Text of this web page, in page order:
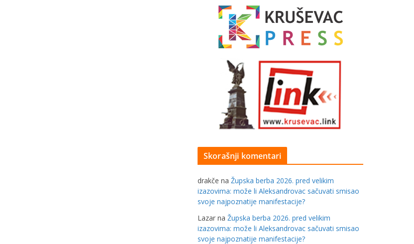
Skorašnji komentari
drakče na Župska berba 2026. pred velikim
izazovima: može li Aleksandrovac sačuvati smisao
svoje najpoznatije manifestacije?
Lazar na Župska berba 2026. pred velikim
izazovima: može li Aleksandrovac sačuvati smisao
svoje najpoznatije manifestacije?